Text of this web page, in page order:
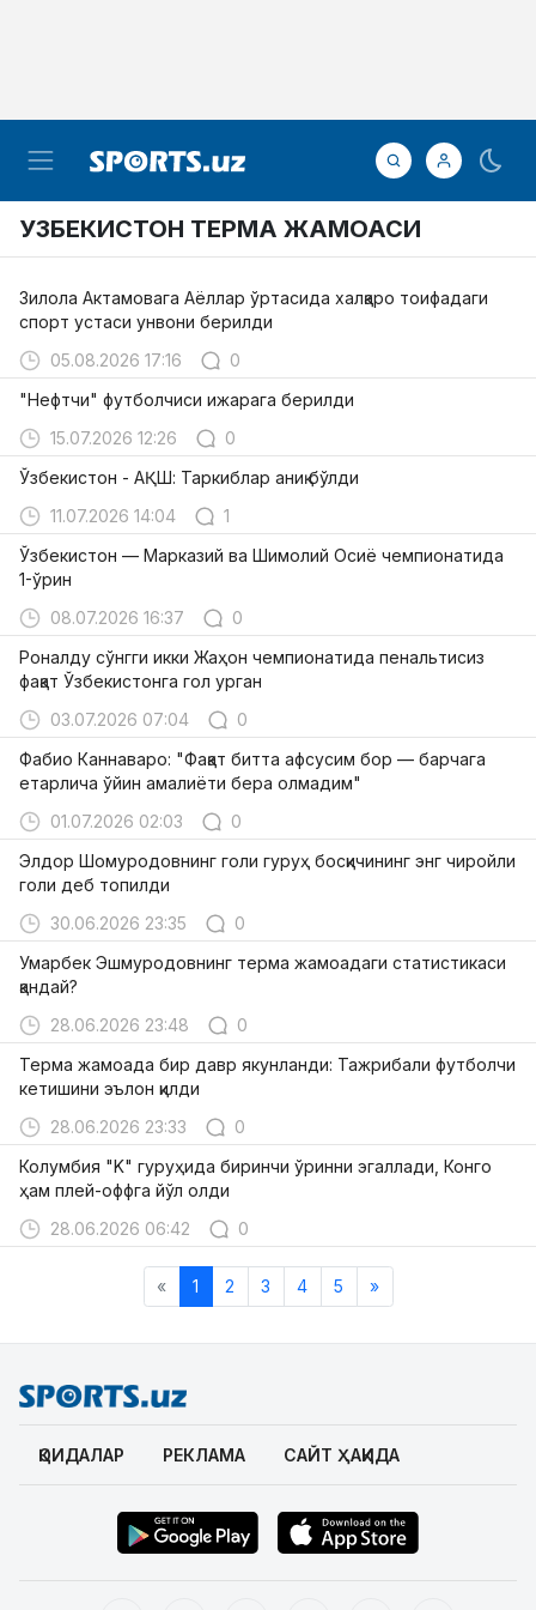
УЗБЕКИСТОН ТЕРМА ЖАМОАСИ
Зилола Актамовага Аёллар ўртасида халқаро тоифадаги
спорт устаси унвони берилди
05.08.2026 17:16
0
"Нефтчи" футболчиси ижарага берилди
15.07.2026 12:26
0
Ўзбекистон - АҚШ: Таркиблар аниқ бўлди
11.07.2026 14:04
1
Ўзбекистон — Марказий ва Шимолий Осиё чемпионатида
1-ўрин
08.07.2026 16:37
0
Роналду сўнгги икки Жаҳон чемпионатида пенальтисиз
фақат Ўзбекистонга гол урган
03.07.2026 07:04
0
Фабио Каннаваро: "Фақат битта афсусим бор — барчага
етарлича ўйин амалиёти бера олмадим"
01.07.2026 02:03
0
Элдор Шомуродовнинг голи гуруҳ босқичининг энг чиройли
голи деб топилди
30.06.2026 23:35
0
Умарбек Эшмуродовнинг терма жамоадаги статистикаси
қандай?
28.06.2026 23:48
0
Терма жамоада бир давр якунланди: Тажрибали футболчи
кетишини эълон қилди
28.06.2026 23:33
0
Колумбия "K" гуруҳида биринчи ўринни эгаллади, Конго
ҳам плей-оффга йўл олди
28.06.2026 06:42
0
« 1 2 3 4 5 »
ҚОИДАЛАР РЕКЛАМА САЙТ ҲАҚИДА